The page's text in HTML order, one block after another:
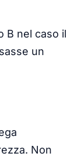
B nel caso il
un
Non